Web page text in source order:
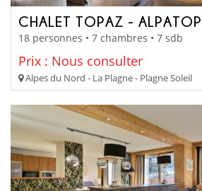
CHALET TOPAZ -
18 personnes • 7 chambres • 7 sdb
Prix : Nous consulter
Alpes du Nord - La Plagne - Plagne Soleil